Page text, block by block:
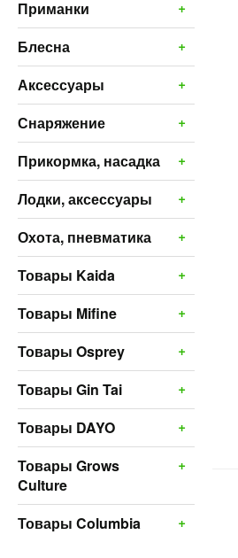
+
Приманки
+
Блесна
+
Аксессуары
+
Снаряжение
+
Прикормка, насадка
+
Лодки, аксессуары
+
Охота, пневматика
+
Товары Kaida
+
Товары Mifine
+
Товары Osprey
+
Товары Gin Tai
+
Товары DAYO
+
Товары Grows
Culture
+
Товары Columbia